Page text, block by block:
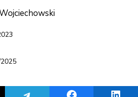
on ThreadsShare on TelegramShare on Facebook